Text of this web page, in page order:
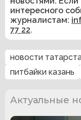
интересного
журналистам:
77 22.
новости
питбайки казань
Актуальные